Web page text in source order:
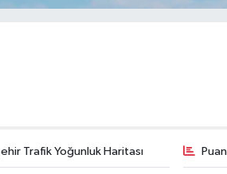
Trafik Yoğunluk Haritası